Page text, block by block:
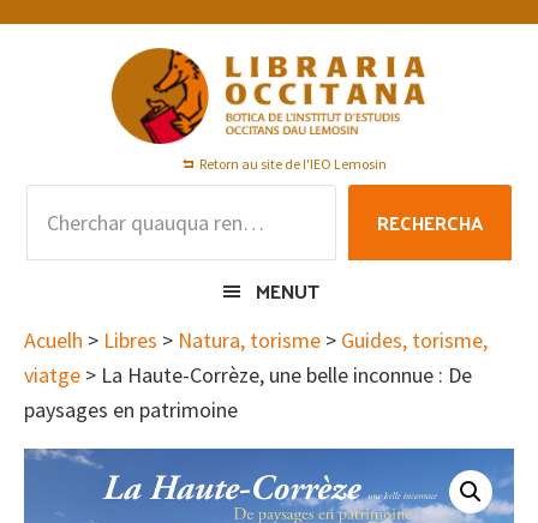
Skip
Skip
Skip
Retorn au site de l'IEO Lemosin
RECHERCHA
MENUT
Acuelh > Libres > Natura, torisme > Guides, torisme,
viatge > La Haute-Corrèze, une belle inconnue : De
paysages en patrimoine